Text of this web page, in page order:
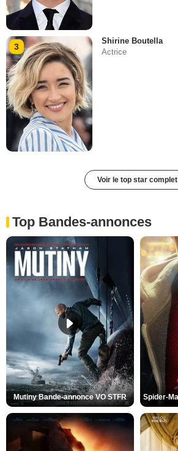
3
Shirine Boutella
Actrice
Voir le top star complet
Top Bandes-annonces
Mutiny Bande-annonce VO STFR